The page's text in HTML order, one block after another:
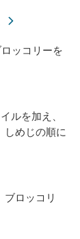
ッコリーを
ルを加え、
しめじの順に
ロッコリ